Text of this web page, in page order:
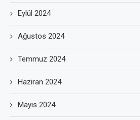
Eylül 2024
Ağustos 2024
Temmuz 2024
Haziran 2024
Mayıs 2024